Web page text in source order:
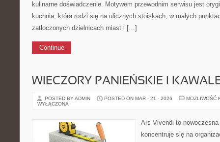
kulinarne doświadczenie. Motywem przewodnim serwisu jest
kuchnia, która rodzi się na ulicznych stoiskach, w małych
zatłoczonych dzielnicach miast i […]
Continue
WIECZORY PANIEŃSKIE I
POSTED BY ADMIN POSTED ON MAR - 21 - 2026
MOŻLIWOŚĆ
WYŁĄCZONA
Ars Vivendi to
koncentruje się na